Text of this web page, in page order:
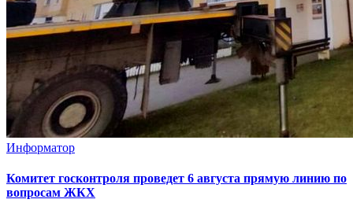
Информатор
Комитет госконтроля проведет 6 августа прямую линию по
вопросам ЖКХ